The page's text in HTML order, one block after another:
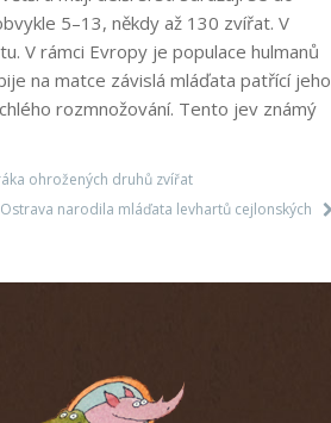
5–13, někdy až 130 zvířat. V
V rámci Evropy je populace hulmanů
na matce závislá mláďata patřící jeho
rozmnožování. Tento jev známý
ohrožených druhů zvířat
narodila mláďata levhartů cejlonských